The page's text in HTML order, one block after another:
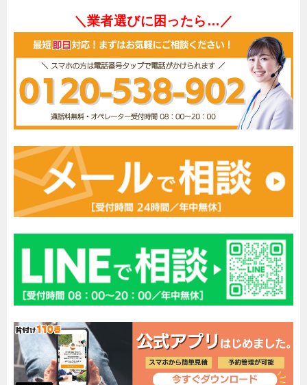
＼業者選びに困ったら…／